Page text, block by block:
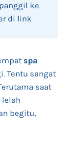
ke
di link
spa
Tentu sangat
saat
lelah
begitu,